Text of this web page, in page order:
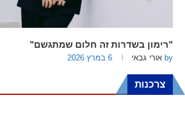
"רימון בשדרות זה חלום שמתגשם"
by אורי גבאי 6 במרץ 2026
צרכנות